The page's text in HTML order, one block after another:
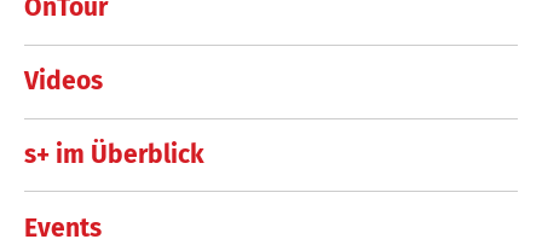
OnTour
Videos
s+ im Überblick
Events